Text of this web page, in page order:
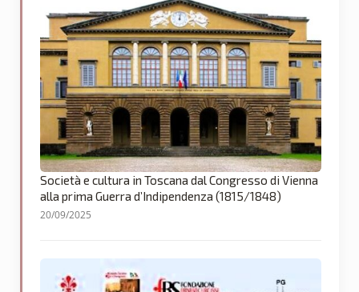
Società e cultura in Toscana dal Congresso di Vienna
alla prima Guerra d’Indipendenza (1815/1848)
20/09/2025